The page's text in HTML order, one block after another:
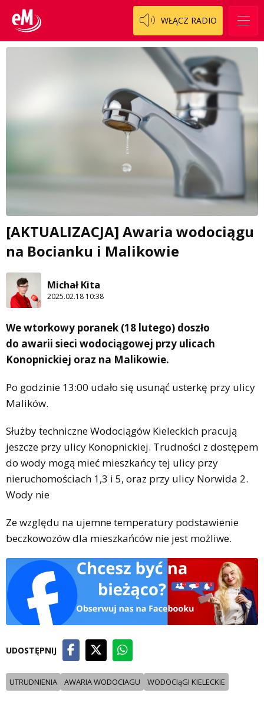
WŁĄCZ RADIO
[AKTUALIZACJA] Awaria wodociągu
na Bocianku i Malikowie
Michał Kita
2025.02.18 10:38
We wtorkowy poranek (18 lutego) doszło
do awarii sieci wodociągowej przy ulicach
Konopnickiej oraz na Malikowie.
Po godzinie 13:00 udało się usunąć usterkę przy ulicy
Malików.
Służby techniczne Wodociągów Kieleckich pracują
jeszcze przy ulicy Konopnickiej. Trudności z dostępem
do wody mogą mieć mieszkańcy tej ulicy przy
nieruchomościach 1,3 i 5, oraz przy ulicy Norwida 2.
Wody nie
Ze względu na ujemne temperatury podstawienie
beczkowozów dla mieszkańców nie jest możliwe.
UDOSTĘPNIJ
UTRUDNIENIA AWARIA WODOCIAGU WODOCIąGI KIELECKIE